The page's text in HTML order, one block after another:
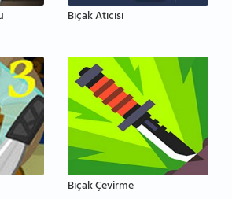
Bıçak Atıcısı
Bıçak Çevirme